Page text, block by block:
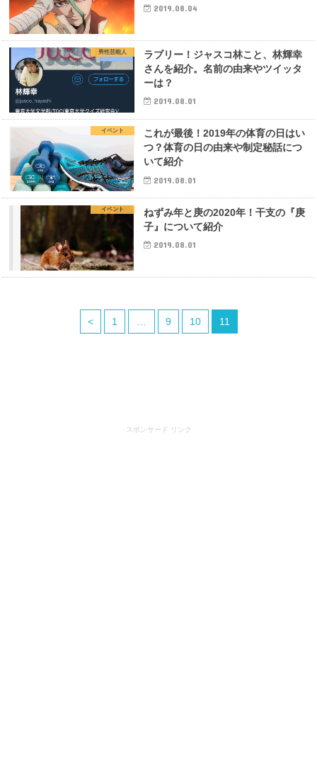
2019.08.04
男性芸能人
ラブリー！ジャスコ林こと、林輝幸
さんを紹介。名前の由来やツイッタ
ーは？
2019.08.01
イベント
これが最後！2019年の体育の日はい
つ？体育の日の由来や制定秘話につ
いて紹介
2019.08.01
イベント
ねずみ年と庚の2020年！干支の『庚
子』について紹介
2019.08.01
< 1 9 10 11
スポンサード リンク